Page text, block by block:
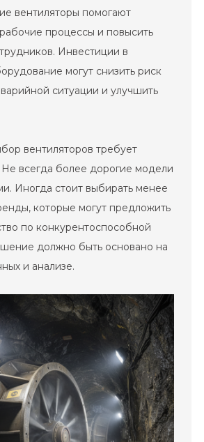
вентиляторы помогают
процессы и повысить
Инвестиции в
могут снизить риск
ситуации и улучшить
вентиляторов требует
Не всегда более дорогие модели
Иногда стоит выбирать менее
которые могут предложить
по конкурентоспособной
должно быть основано на
и анализе.